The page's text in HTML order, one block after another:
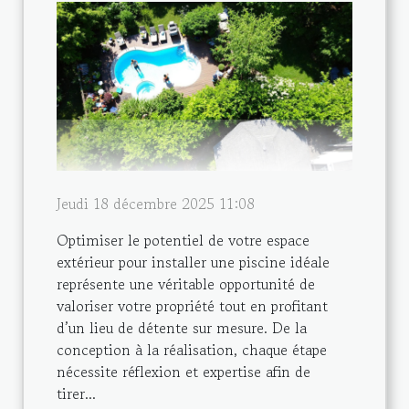
Jeudi 18 décembre 2025 11:08
Optimiser le potentiel de votre espace
extérieur pour installer une piscine idéale
représente une véritable opportunité de
valoriser votre propriété tout en profitant
d’un lieu de détente sur mesure. De la
conception à la réalisation, chaque étape
nécessite réflexion et expertise afin de
tirer...